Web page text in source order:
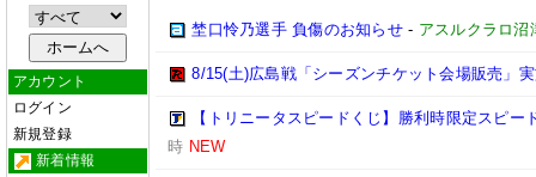
アカウント
ログイン
新規登録
新着情報
埜口怜乃選手 負傷のお知らせ - アスルクラロ沼
8/15(土)広島戦「シーズンチケット会場販売」
【トリニータスピードくじ】勝利時限定スピー
時 NEW